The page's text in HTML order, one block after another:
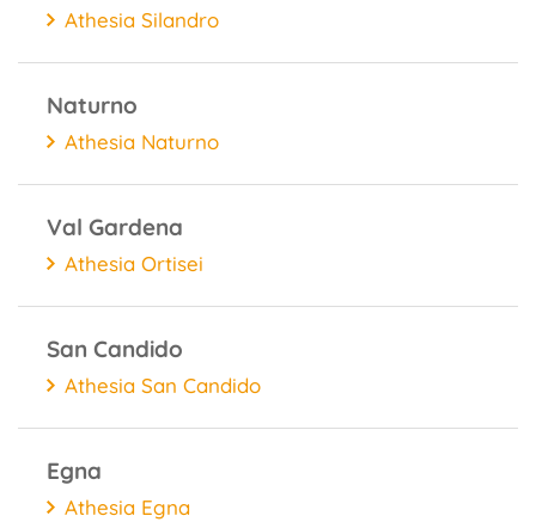
Athesia Silandro
Naturno
Athesia Naturno
Val Gardena
Athesia Ortisei
San Candido
Athesia San Candido
Egna
Athesia Egna